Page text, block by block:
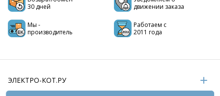
30 дней
движении заказа
Мы -
производитель
Работаем с
2011 года
ЭЛЕКТРО-КОТ.РУ